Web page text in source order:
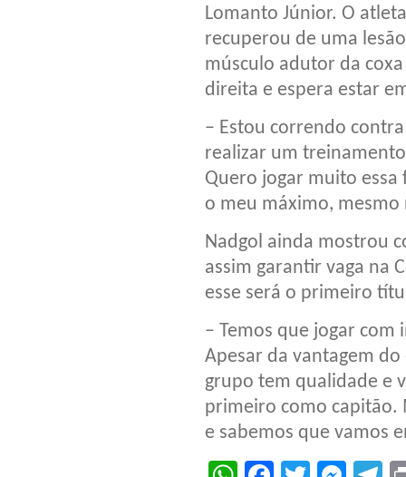
Lomanto Júnior. O
recuperou de uma
músculo adutor da coxa
direita e espera estar
– Estou correndo
realizar um
Quero jogar muito essa
o meu máximo, mesmo
Nadgol ainda mostrou
assim garantir vaga na
esse será o primeiro
– Temos que jogar com
Apesar da vantagem
grupo tem qualidade e
primeiro como capitão.
e sabemos que vamos